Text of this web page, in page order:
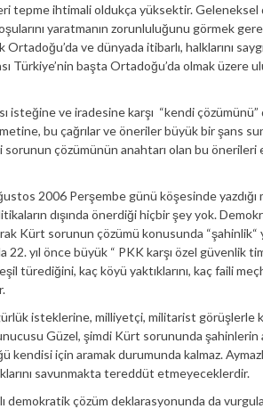
tepme ihtimali oldukça yüksektir.
yaratmanın zorunluluğunu görmek
ve dünyada itibarlı, halklarını
Türkiye’nin başta Ortadoğu’da olmak üzere
isteğine ve iradesine karşı “kendi çözümünü”
bu çağrılar ve öneriler büyük bir şans
çözümünün anahtarı olan bu
2006 Perşembe günü köşesinde yazdığı
dışında önerdiği hiçbir şey yok.
Kürt sorunun çözümü konusunda “şahinlik“
yıl önce büyük “ PKK karşı özel güvenlik
türediğini, kaç köyü yaktıklarını, kaç faili
isteklerine, milliyetçi, militarist görüşlerle
Güzel, şimdi Kürt sorununda şahinlerin
için aramak durumunda kalmaz.
savunmakta tereddüt etmeyeceklerdir.
demokratik çözüm deklarasyonunda da